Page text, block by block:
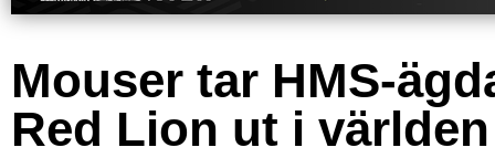
Mouser tar HMS-
Red Lion ut i världen